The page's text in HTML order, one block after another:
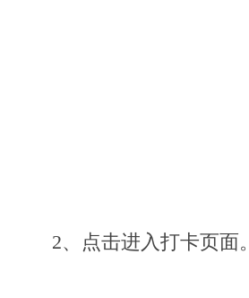
2、点击进入打卡页面。